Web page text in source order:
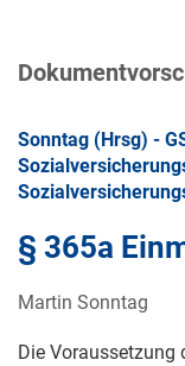
Sonntag (Hrsg) -
§ 365a
Martin Sonntag
Die